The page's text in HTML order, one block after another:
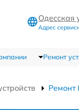
Одесская
Адрес
Ремонт
Ремонт